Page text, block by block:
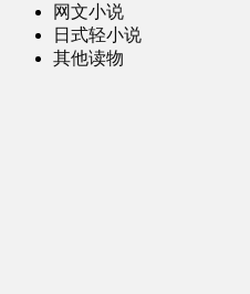
网文小说
日式轻小说
其他读物